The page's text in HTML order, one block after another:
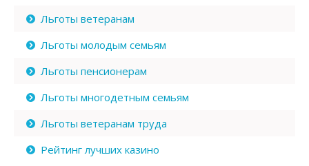
Льготы ветеранам
Льготы молодым семьям
Льготы пенсионерам
Льготы многодетным семьям
Льготы ветеранам труда
Рейтинг лучших казино